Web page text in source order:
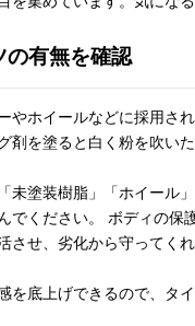
の有無を確認
やホイールなどに採用さ
剤を塗ると白く粉を吹い
未塗装樹脂」「ホイール
でください。 ボディの保
させ、劣化から守ってくれ
を底上げできるので、タ